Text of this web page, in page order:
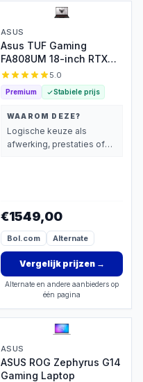
ASUS
Asus TUF Gaming
FA808UM 18-inch RTX
5060 144Hz
5.0
Premium Stabiele prijs
WAAROM DEZE?
Logische keuze als
afwerking, prestaties of
€1549,00
Bol.com Alternate
Vergelijk prijzen→
Alternate en andere aanbieders op
één pagina
ASUS
ASUS ROG Zephyrus G14
Gaming Laptop